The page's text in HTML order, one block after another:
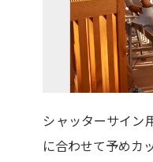
シャッターサイン
に合わせて予めカ